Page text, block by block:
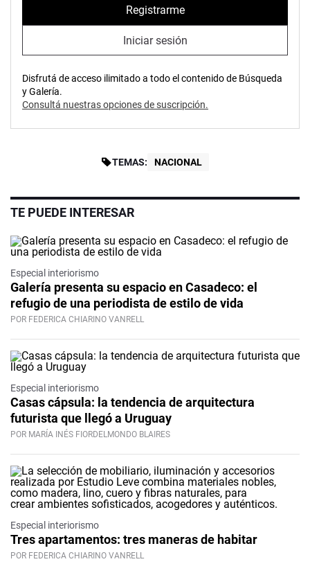
Registrarme
Iniciar sesión
Disfrutá de acceso ilimitado a todo el contenido de Búsqueda
y Galería.
Consultá nuestras opciones de suscripción.
TEMAS: NACIONAL
TE PUEDE INTERESAR
Especial interiorismo
Galería presenta su espacio en Casadeco: el
refugio de una periodista de estilo de vida
POR FEDERICA CHIARINO VANRELL
Especial interiorismo
Casas cápsula: la tendencia de arquitectura
futurista que llegó a Uruguay
POR MARÍA INÉS FIORDELMONDO BLAIRES
Especial interiorismo
Tres apartamentos: tres maneras de habitar
POR FEDERICA CHIARINO VANRELL